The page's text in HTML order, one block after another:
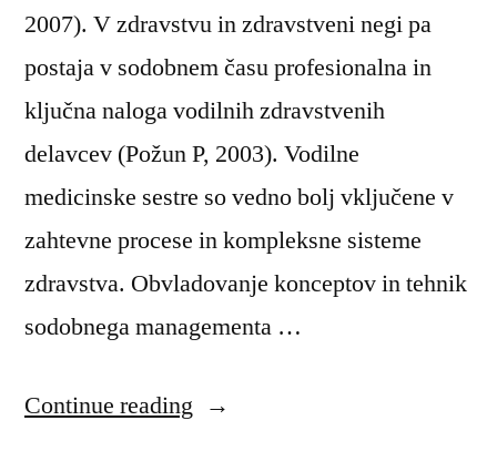
2007). V zdravstvu in zdravstveni negi pa
postaja v sodobnem času profesionalna in
ključna naloga vodilnih zdravstvenih
delavcev (Požun P, 2003). Vodilne
medicinske sestre so vedno bolj vključene v
zahtevne procese in kompleksne sisteme
zdravstva. Obvladovanje konceptov in tehnik
sodobnega managementa …
Continue reading “Zadovoljstvo